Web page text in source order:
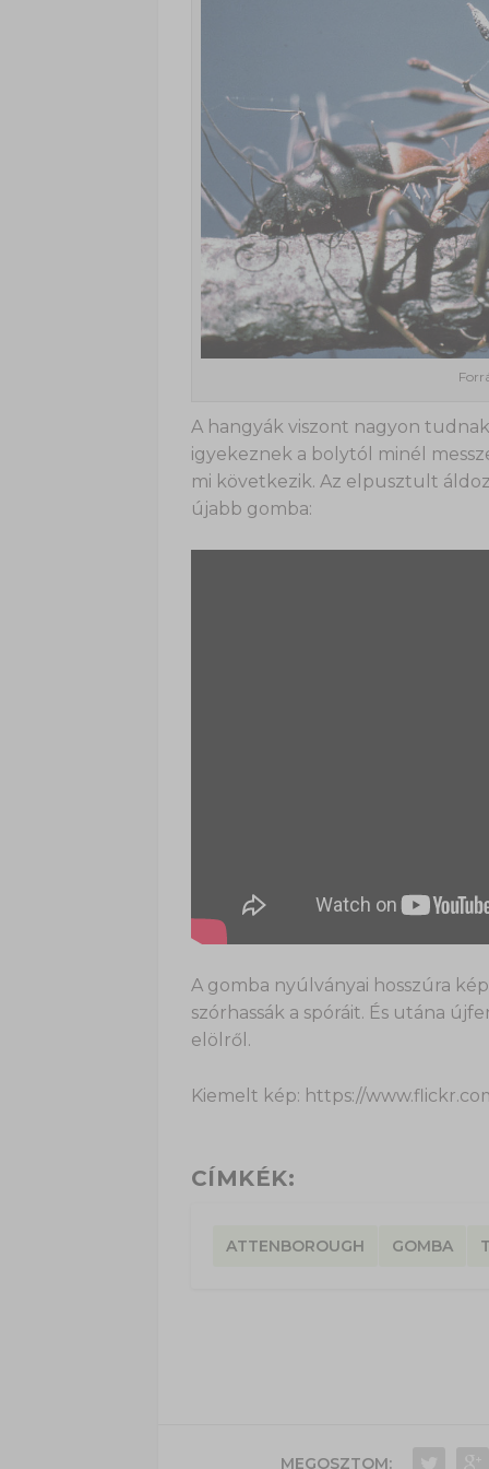
A hangyák viszont nagyon
igyekeznek a bolytól minél
mi következik. Az elpusztult
újabb gomba:
A gomba nyúlványai hosszúra
szórhassák a spóráit. És utána
elölről.
Kiemelt kép: https://
CÍMKÉK:
ATTENBOROUGH GOMBA
MEGOSZTOM: